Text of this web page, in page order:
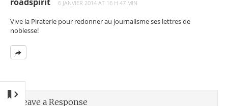
roadspirit 6 JANVIER 2014 AT 16 H 47 MIN
Vive la Piraterie pour redonner au journalisme ses lettres de
noblesse!
Leave a Response